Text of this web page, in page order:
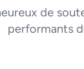
de
performants